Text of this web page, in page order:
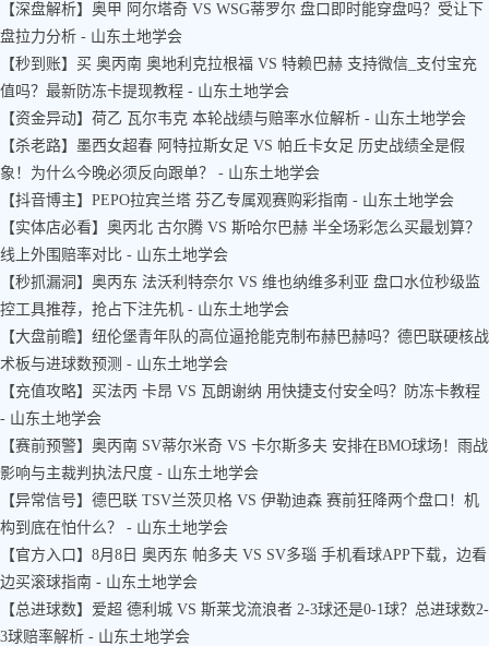
【深盘解析】奥甲 阿尔塔奇 VS WSG蒂罗尔 盘口即时能穿盘吗？受让下
盘拉力分析 - 山东土地学会
【秒到账】买 奥丙南 奥地利克拉根福 VS 特赖巴赫 支持微信_支付宝充
值吗？最新防冻卡提现教程 - 山东土地学会
【资金异动】荷乙 瓦尔韦克 本轮战绩与赔率水位解析 - 山东土地学会
【杀老路】墨西女超春 阿特拉斯女足 VS 帕丘卡女足 历史战绩全是假
象！为什么今晚必须反向跟单？ - 山东土地学会
【抖音博主】PEPO拉宾兰塔 芬乙专属观赛购彩指南 - 山东土地学会
【实体店必看】奥丙北 古尔腾 VS 斯哈尔巴赫 半全场彩怎么买最划算？
线上外围赔率对比 - 山东土地学会
【秒抓漏洞】奥丙东 法沃利特奈尔 VS 维也纳维多利亚 盘口水位秒级监
控工具推荐，抢占下注先机 - 山东土地学会
【大盘前瞻】纽伦堡青年队的高位逼抢能克制布赫巴赫吗？德巴联硬核战
术板与进球数预测 - 山东土地学会
【充值攻略】买法丙 卡昂 VS 瓦朗谢纳 用快捷支付安全吗？防冻卡教程
- 山东土地学会
【赛前预警】奥丙南 SV蒂尔米奇 VS 卡尔斯多夫 安排在BMO球场！雨战
影响与主裁判执法尺度 - 山东土地学会
【异常信号】德巴联 TSV兰茨贝格 VS 伊勒迪森 赛前狂降两个盘口！机
构到底在怕什么？ - 山东土地学会
【官方入口】8月8日 奥丙东 帕多夫 VS SV多瑙 手机看球APP下载，边看
边买滚球指南 - 山东土地学会
【总进球数】爱超 德利城 VS 斯莱戈流浪者 2-3球还是0-1球？总进球数2-
3球赔率解析 - 山东土地学会